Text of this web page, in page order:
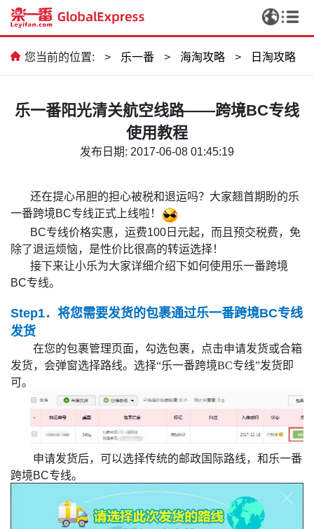
您当前的位置: > 乐一番 > 海淘攻略 > 日淘攻略
乐一番阳光清关航空线路——跨境BC专线
使用教程
发布日期: 2017-06-08 01:45:19
还在提心吊胆的担心被税和退运吗？大家翘首期盼的乐
一番跨境BC专线正式上线啦！
BC专线价格实惠，运费100日元起，而且预交税费，免
除了退运烦恼，是性价比很高的转运选择！
接下来让小乐为大家详细介绍下如何使用乐一番跨境
BC专线。
Step1．将您需要发货的包裹通过乐一番跨境BC专线
发货
在您的包裹管理页面，勾选包裹，点击申请发货或合箱
发货，会弹窗选择路线。选择“乐一番跨境BC专线”发货即
可。
申请发货后，可以选择传统的邮政国际路线，和乐一番
跨境BC专线。